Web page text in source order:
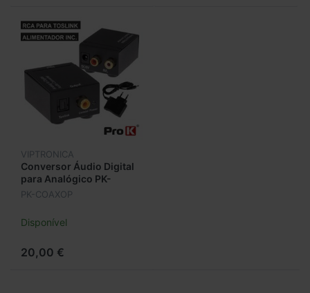
VIPTRONICA
Conversor Áudio Digital
para Analógico PK-
COAXOP
PK-COAXOP
Disponível
20,00 €